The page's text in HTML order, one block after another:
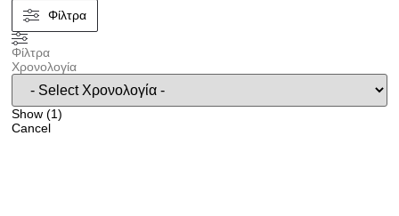
Φίλτρα
Φίλτρα
Χρονολογία
Show(1)
Cancel